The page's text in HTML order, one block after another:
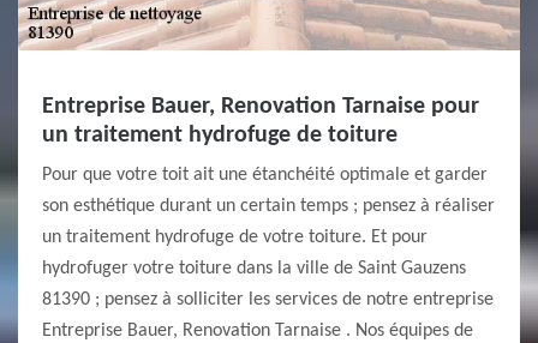
Entreprise Bauer, Renovation Tarnaise pour
un traitement hydrofuge de toiture
Pour que votre toit ait une étanchéité optimale et garder
son esthétique durant un certain temps ; pensez à réaliser
un traitement hydrofuge de votre toiture. Et pour
hydrofuger votre toiture dans la ville de Saint Gauzens
81390 ; pensez à solliciter les services de notre entreprise
Entreprise Bauer, Renovation Tarnaise . Nos équipes de